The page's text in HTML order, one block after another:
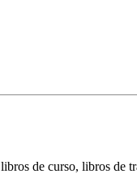
de curso, libros de